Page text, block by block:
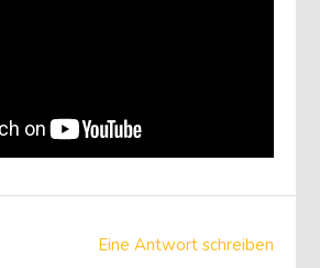
Eine Antwort schreiben